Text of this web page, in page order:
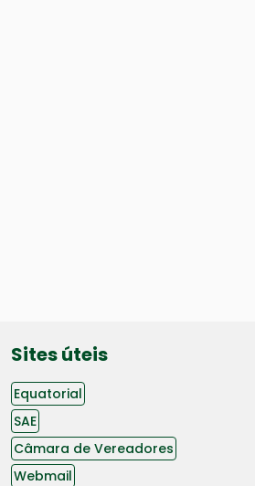
Sites úteis
Equatorial
SAE
Câmara de Vereadores
Webmail